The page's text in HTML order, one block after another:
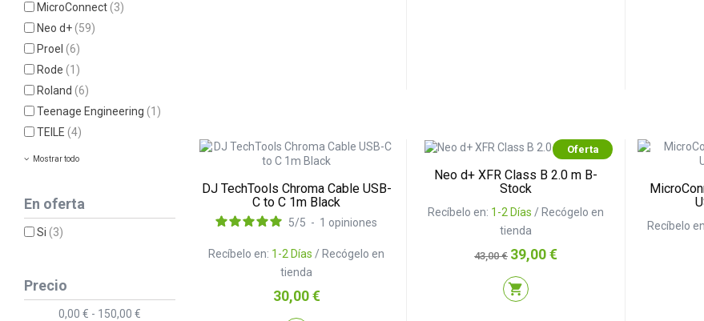
MicroConnect(3)
Neo d+(59)
Proel(6)
Rode(1)
Roland(6)
Teenage Engineering(1)
TEILE(4)
Mostrar todo
En oferta
Si(3)
Precio
0,00 € - 150,00 €
DJ TechTools Chroma Cable USB-
C to C 1m Black
Recíbelo en: 1-2 Días / Recógelo en
tienda
5/5 - 1 opiniones
Precio
30,00 €
Oferta
Neo d+ XFR Class B 2.0 m B-
Stock
Recíbelo en: 1-2 Días / Recógelo en
tienda
Precio
base
43,00 € Precio
39,00 €
shopping_cart
Recíbelo